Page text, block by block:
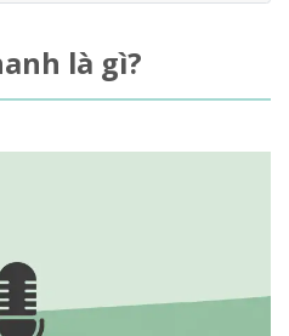
là gì?